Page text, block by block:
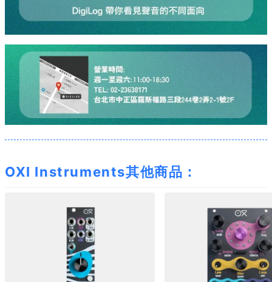
OXI Instruments其他商品：